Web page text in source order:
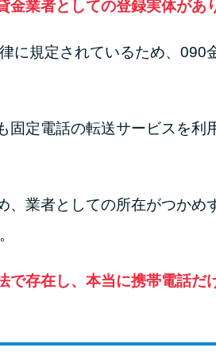
金業者としての登録実体があ
に規定されているため、090
定電話の転送サービスを利
業者としての所在がつかめ
存在し、本当に携帯電話だ